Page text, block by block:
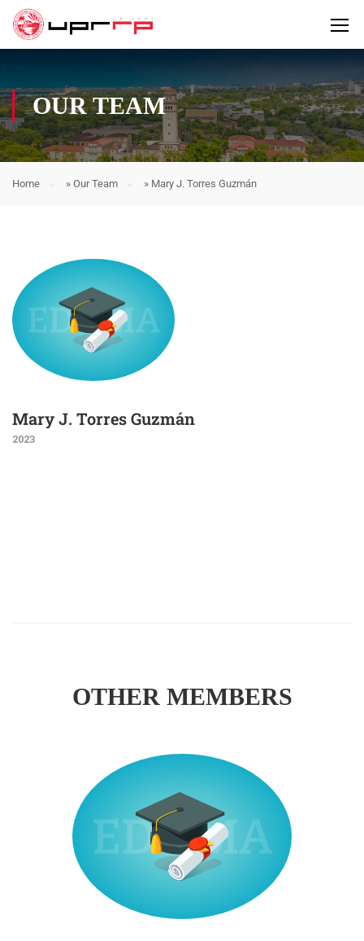
OUR TEAM
Home » Our Team » Mary J. Torres Guzmán
Mary J. Torres Guzmán
2023
OTHER MEMBERS